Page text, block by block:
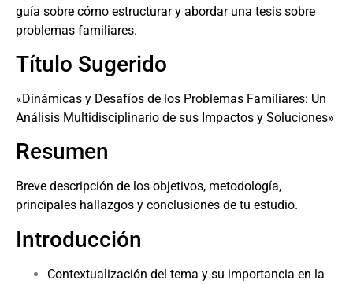
guía sobre cómo estructurar y abordar una tesis sobre
problemas familiares.
Título Sugerido
«Dinámicas y Desafíos de los Problemas Familiares: Un
Análisis Multidisciplinario de sus Impactos y Soluciones»
Resumen
Breve descripción de los objetivos, metodología,
principales hallazgos y conclusiones de tu estudio.
Introducción
Contextualización del tema y su importancia en la